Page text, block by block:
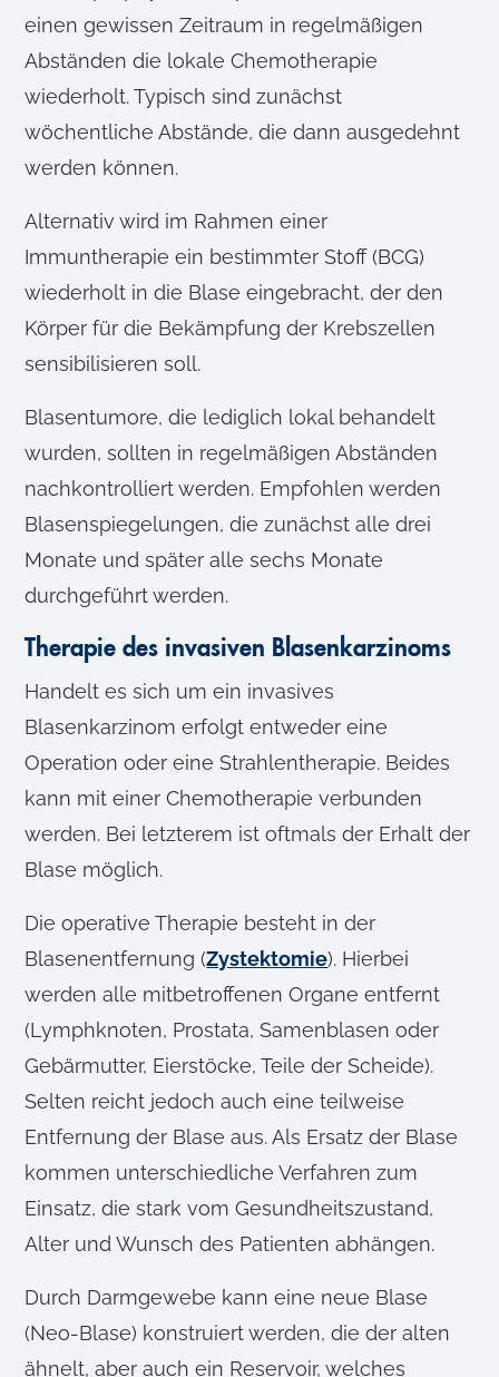
einen gewissen Zeitraum in regelmäßigen
Abständen die lokale Chemotherapie
wiederholt. Typisch sind zunächst
wöchentliche Abstände, die dann ausgedehnt
werden können.
Alternativ wird im Rahmen einer
Immuntherapie ein bestimmter Stoff (BCG)
wiederholt in die Blase eingebracht, der den
Körper für die Bekämpfung der Krebszellen
sensibilisieren soll.
Blasentumore, die lediglich lokal behandelt
wurden, sollten in regelmäßigen Abständen
nachkontrolliert werden. Empfohlen werden
Blasenspiegelungen, die zunächst alle drei
Monate und später alle sechs Monate
durchgeführt werden.
Therapie des invasiven Blasenkarzinoms
Handelt es sich um ein invasives
Blasenkarzinom erfolgt entweder eine
Operation oder eine Strahlentherapie. Beides
kann mit einer Chemotherapie verbunden
werden. Bei letzterem ist oftmals der Erhalt der
Blase möglich.
Die operative Therapie besteht in der
Blasenentfernung (Zystektomie). Hierbei
werden alle mitbetroffenen Organe entfernt
(Lymphknoten, Prostata, Samenblasen oder
Gebärmutter, Eierstöcke, Teile der Scheide).
Selten reicht jedoch auch eine teilweise
Entfernung der Blase aus. Als Ersatz der Blase
kommen unterschiedliche Verfahren zum
Einsatz, die stark vom Gesundheitszustand,
Alter und Wunsch des Patienten abhängen.
Durch Darmgewebe kann eine neue Blase
(Neo-Blase) konstruiert werden, die der alten
ähnelt, aber auch ein Reservoir, welches